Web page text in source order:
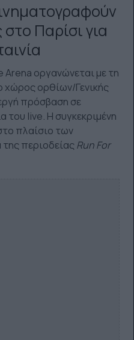
Παρίσι για
οργανώνεται με τη
χώρος ορθίων/Γενικής
πρόσβαση σε
του live. Η συγκεκριμένη
πλαίσιο των
της περιοδείας Run For